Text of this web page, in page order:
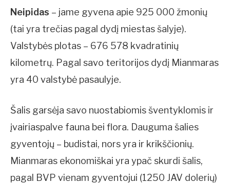
Neipidas – jame gyvena apie 925 000 žmonių
(tai yra trečias pagal dydį miestas šalyje).
Valstybės plotas – 676 578 kvadratinių
kilometrų. Pagal savo teritorijos dydį Mianmaras
yra 40 valstybė pasaulyje.
Šalis garsėja savo nuostabiomis šventyklomis ir
įvairiaspalve fauna bei flora. Dauguma šalies
gyventojų – budistai, nors yra ir krikščionių.
Mianmaras ekonomiškai yra ypač skurdi šalis,
pagal BVP vienam gyventojui (1250 JAV dolerių)